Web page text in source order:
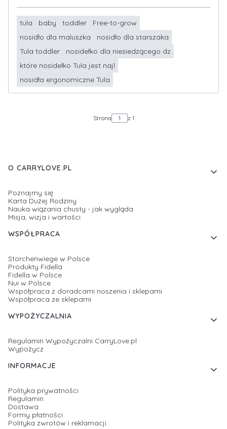
tula baby toddler
Free-to-grow
nosidło dla maluszka
nosidło dla starszaka
Tula toddler
nosidełko dla niesiedzącego dz
które nosidełko Tula jest najl
nosidła ergonomiczne Tula
Strona z 1
Linki w stopce
O CARRYLOVE.PL
Poznajmy się
Karta Dużej Rodziny
Nauka wiązania chusty - jak wygląda
Misja, wizja i wartości
WSPÓŁPRACA
Storchenwiege w Polsce
Produkty Fidella
Fidella w Polsce
Nui w Polsce
Współpraca z doradcami noszenia i sklepami
Współpraca ze sklepami
WYPOŻYCZALNIA
Regulamin Wypożyczalni CarryLove.pl
Wypożycz
INFORMACJE
Polityka prywatności
Regulamin
Dostawa
Formy płatności
Polityka zwrotów i reklamacji